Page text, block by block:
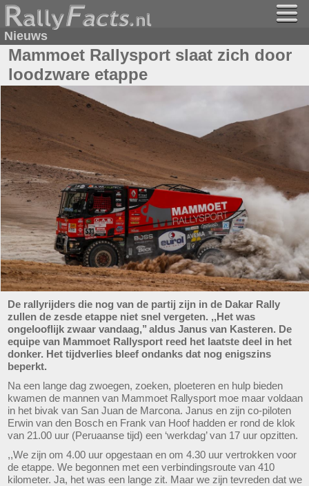
Nieuws
Mammoet Rallysport slaat zich door
loodzware etappe
De rallyrijders die nog van de partij zijn in de Dakar Rally
zullen de zesde etappe niet snel vergeten. ,,Het was
ongelooflijk zwaar vandaag,’’ aldus Janus van Kasteren. De
equipe van Mammoet Rallysport reed het laatste deel in het
donker. Het tijdverlies bleef ondanks dat nog enigszins
beperkt.
Na een lange dag zwoegen, zoeken, ploeteren en hulp bieden
kwamen de mannen van Mammoet Rallysport moe maar voldaan
in het bivak van San Juan de Marcona. Janus en zijn co-piloten
Erwin van den Bosch en Frank van Hoof hadden er rond de klok
van 21.00 uur (Peruaanse tijd) een ‘werkdag’ van 17 uur opzitten.
,,We zijn om 4.00 uur opgestaan en om 4.30 uur vertrokken voor
de etappe. We begonnen met een verbindingsroute van 410
kilometer. Ja, het was een lange zit. Maar we zijn tevreden dat we